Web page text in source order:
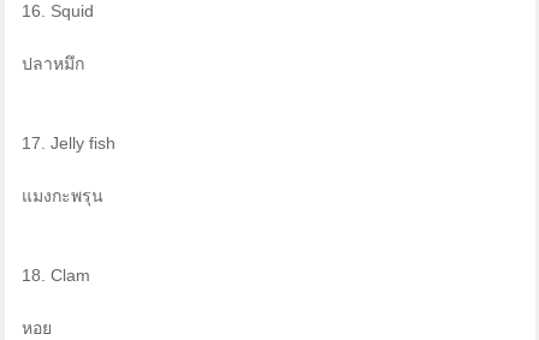
16. Squid
ปลาหมึก
17. Jelly fish
แมงกะพรุน
18. Clam
หอย